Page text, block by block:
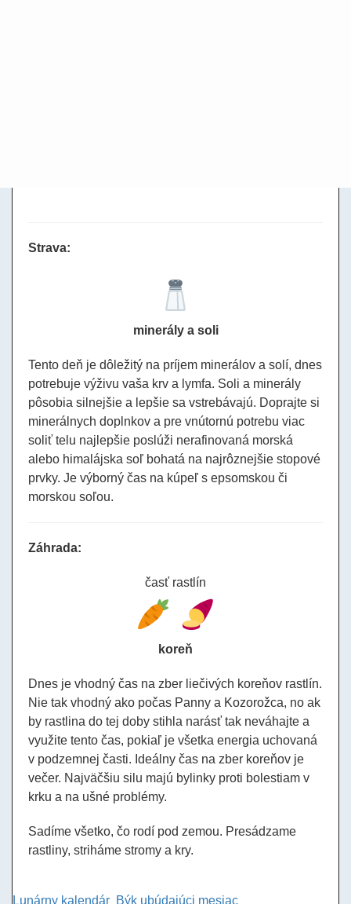
Strava:
minerály a soli
Tento deň je dôležitý na príjem minerálov a solí, dnes
potrebuje výživu vaša krv a lymfa. Soli a minerály
pôsobia silnejšie a lepšie sa vstrebávajú. Doprajte si
minerálnych doplnkov a pre vnútornú potrebu viac
soliť telu najlepšie poslúži nerafinovaná morská
alebo himalájska soľ bohatá na najrôznejšie stopové
prvky. Je výborný čas na kúpeľ s epsomskou či
morskou soľou.
Záhrada:
časť rastlín
koreň
Dnes je vhodný čas na zber liečivých koreňov rastlín.
Nie tak vhodný ako počas Panny a Kozorožca, no ak
by rastlina do tej doby stihla narásť tak neváhajte a
využite tento čas, pokiaľ je všetka energia uchovaná
v podzemnej časti. Ideálny čas na zber koreňov je
večer. Najväčšiu silu majú bylinky proti bolestiam v
krku a na ušné problémy.
Sadíme všetko, čo rodí pod zemou. Presádzame
rastliny, striháme stromy a kry.
Lunárny kalendár Býk ubúdajúci mesiac